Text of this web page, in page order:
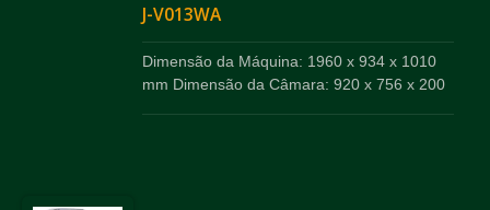
J-V013WA
Dimensão da Máquina: 1960 x 934 x 1010
mm Dimensão da Câmara: 920 x 756 x 200